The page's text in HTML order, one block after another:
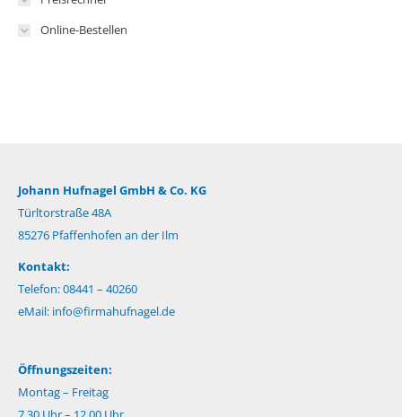
Online-Bestellen
Johann Hufnagel GmbH & Co. KG
Türltorstraße 48A
85276 Pfaffenhofen an der Ilm
Kontakt:
Telefon: 08441 – 40260
eMail: info@firmahufnagel.de
Öffnungszeiten:
Montag – Freitag